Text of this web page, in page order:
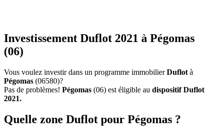
Investissement Duflot 2021 à Pégomas
(06)
Vous voulez investir dans un programme immobilierDuflot à
Pégomas (06580)?
Pas de problèmes! Pégomas (06) est éligible au dispositif Duflot
2021.
Quelle zone Duflot pour Pégomas ?